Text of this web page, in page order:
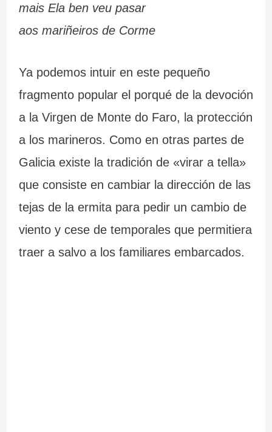
mais Ela ben veu pasar
aos mariñeiros de Corme
Ya podemos intuir en este pequeño
fragmento popular el porqué de la devoción
a la Virgen de Monte do Faro, la protección
a los marineros. Como en otras partes de
Galicia existe la tradición de «virar a tella»
que consiste en cambiar la dirección de las
tejas de la ermita para pedir un cambio de
viento y cese de temporales que permitiera
traer a salvo a los familiares embarcados.